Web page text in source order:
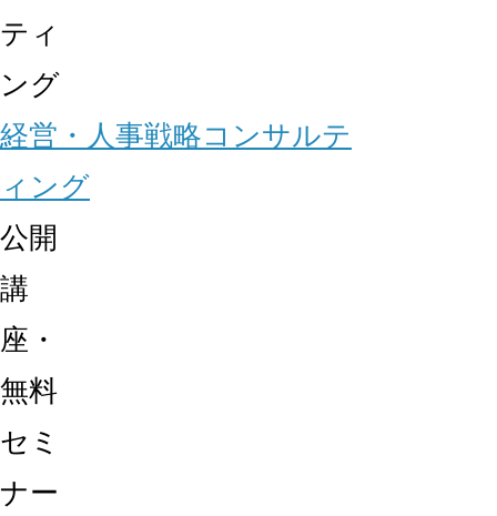
ティ
ング
経営・人事戦略コンサルテ
ィング
公開
講
座・
無料
セミ
ナー